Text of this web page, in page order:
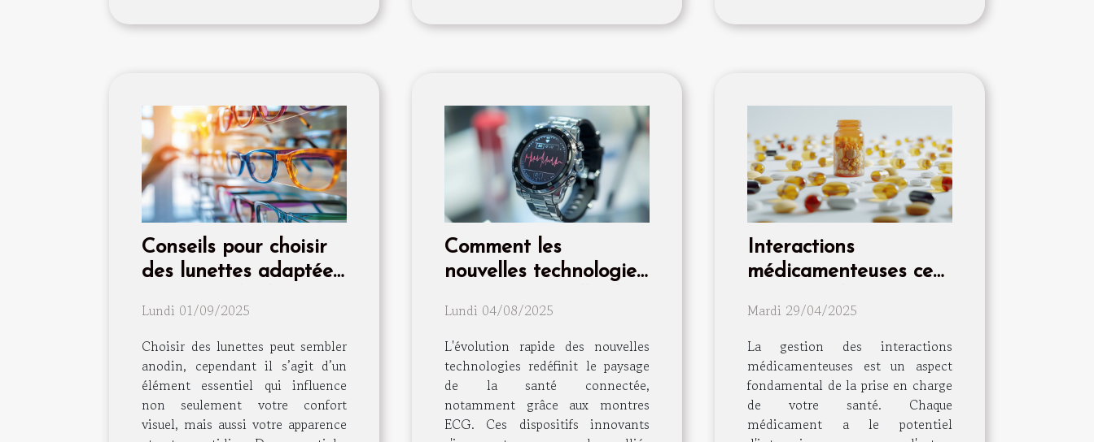
Conseils pour choisir
des lunettes adaptées
Lundi 01/09/2025
Choisir des lunettes peut sembler
anodin, cependant il s’agit d’un
élément essentiel qui influence
non seulement votre confort
visuel, mais aussi votre apparence
Comment les
nouvelles technologies
montres ECG en outils
de santé essentiels ?
Lundi 04/08/2025
L'évolution rapide des nouvelles
technologies redéfinit le paysage
de la santé connectée,
notamment grâce aux montres
ECG. Ces dispositifs innovants
Interactions
médicamenteuses ce
pour votre bien-être
quotidien
Mardi 29/04/2025
La gestion des interactions
médicamenteuses est un aspect
fondamental de la prise en charge
de votre santé. Chaque
médicament a le potentiel